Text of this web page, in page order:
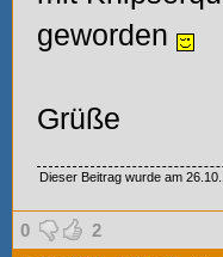
geworden
Grüße
Dieser Beitrag wurde am
0 2